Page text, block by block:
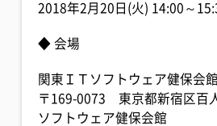
2018年2月20日(火) 14:00～
◆ 会場
関東ＩＴソフトウェア健保会
〒169-0073 東京都新宿区百
ソフトウェア健保会館